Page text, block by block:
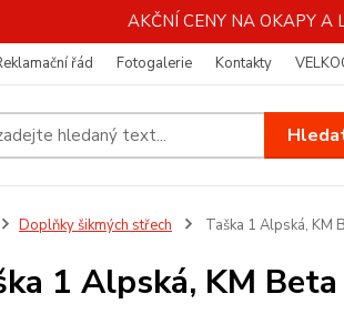
AKČNÍ CENY NA OKAPY A
řád Fotogalerie Kontakty
Doplňky šikmých střech Taška 1 Alpská, KM
1 Alpská, KM